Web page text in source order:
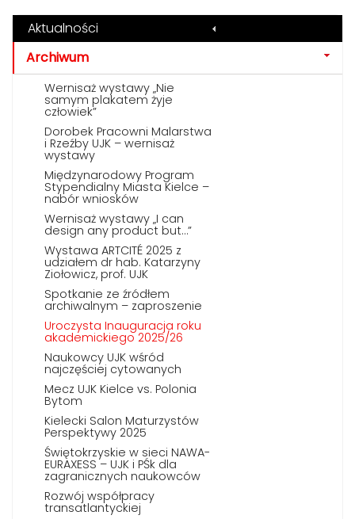
Aktualności
Archiwum
Wernisaż wystawy „Nie
samym plakatem żyje
człowiek”
Dorobek Pracowni Malarstwa
i Rzeźby UJK – wernisaż
wystawy
Międzynarodowy Program
Stypendialny Miasta Kielce –
nabór wniosków
Wernisaż wystawy „I can
design any product but…”
Wystawa ARTCITÉ 2025 z
udziałem dr hab. Katarzyny
Ziołowicz, prof. UJK
Spotkanie ze źródłem
archiwalnym – zaproszenie
Uroczysta Inauguracja roku
akademickiego 2025/26
Naukowcy UJK wśród
najczęściej cytowanych
Mecz UJK Kielce vs. Polonia
Bytom
Kielecki Salon Maturzystów
Perspektywy 2025
Świętokrzyskie w sieci NAWA-
EURAXESS – UJK i PŚk dla
zagranicznych naukowców
Rozwój współpracy
transatlantyckiej